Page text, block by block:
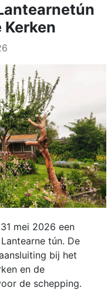
Kerken
mei 2026 een
tún. De
bij het
en de
de schepping.